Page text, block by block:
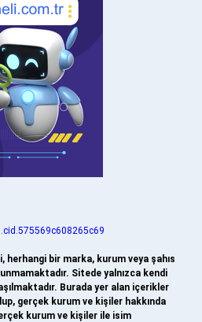
herhangi bir marka, kurum veya şahıs
Sitede yalnızca kendi
Burada yer alan içerikler
gerçek kurum ve kişiler hakkında
kurum ve kişiler ile isim